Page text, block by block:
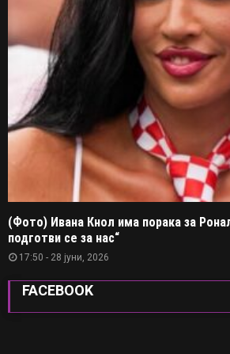
(Фото) Ивана Кнол има порака за
подготви се за нас“
17:50 - 28 јуни, 2026
FACEBOOK